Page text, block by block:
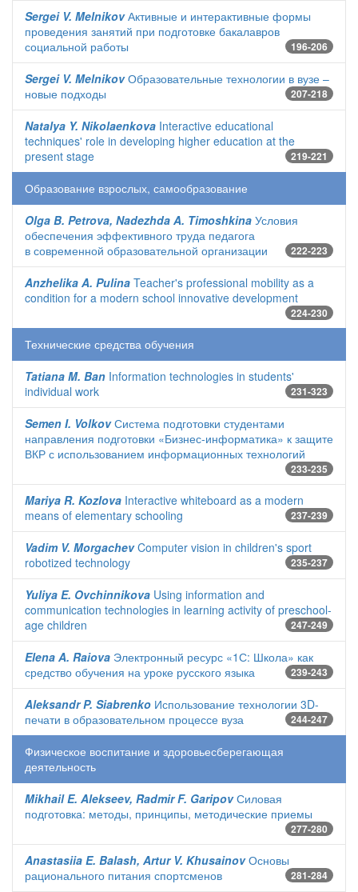
Sergei V. MelnikovАктивные и интерактивные формы
проведения занятий при подготовке бакалавров
социальной работы
196-206
Sergei V. MelnikovОбразовательные технологии в вузе –
новые подходы
207-218
Natalya Y. Nikolaenkova Interactive educational
techniques' role in developing higher education at the
present stage
219-221
Образование взрослых, самообразование
Olga B. Petrova, Nadezhda A. Timoshkina Условия
обеспечения эффективного труда педагога
в современной образовательной организации
222-223
Anzhelika A. Pulina Teacher's professional mobility as a
condition for a modern school innovative development
224-230
Технические средства обучения
Tatiana M. Ban Information technologies in students'
individual work
231-323
Semen I. VolkovСистема подготовки студентами
направления подготовки «Бизнес-информатика» к защите
ВКР с использованием информационных технологий
233-235
Mariya R. Kozlova Interactive whiteboard as a modern
means of elementary schooling
237-239
Vadim V. MorgachevComputer vision in children's sport
robotized technology
235-237
Yuliya E. Ovchinnikova Using information and
communication technologies in learning activity of preschool-
age children
247-249
Elena A. Raiova Электронный ресурс «1С: Школа» как
средство обучения на уроке русского языка
239-243
Aleksandr P. Siabrenko Использование технологии 3D-
печати в образовательном процессе вуза
244-247
Физическое воспитание и здоровьесберегающая
деятельность
Mikhail E. Alekseev, Radmir F. GaripovСиловая
подготовка: методы, принципы, методические приемы
277-280
Anastasiia E. Balash, Artur V. KhusainovОсновы
рационального питания спортсменов
281-284